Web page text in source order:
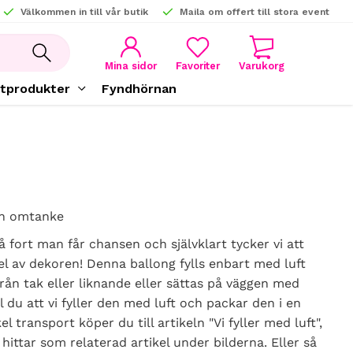
Välkommen in till vår butik Maila om offert till stora event
Mina sidor
FAVORITER
KUNDVAGN
Fyndhörnan
omtanke
fort man får chansen och självklart tycker vi att
av dekoren! Denna ballong fylls enbart med luft
tak eller liknande eller sättas på väggen med
du att vi fyller den med luft och packar den i en
transport köper du till artikeln "Vi fyller med luft",
som relaterad artikel under bilderna. Eller så